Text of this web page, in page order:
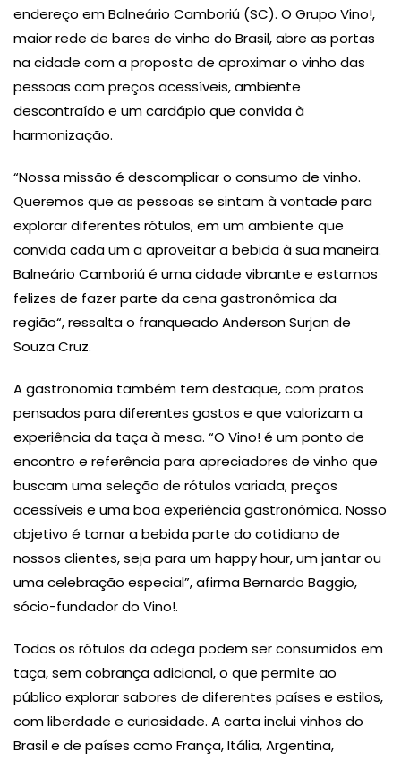
endereço em Balneário Camboriú (SC). O Grupo Vino!,
maior rede de bares de vinho do Brasil, abre as portas
na cidade com a proposta de aproximar o vinho das
pessoas com preços acessíveis, ambiente
descontraído e um cardápio que convida à
harmonização.
“Nossa missão é descomplicar o consumo de vinho.
Queremos que as pessoas se sintam à vontade para
explorar diferentes rótulos, em um ambiente que
convida cada um a aproveitar a bebida à sua maneira.
Balneário Camboriú é uma cidade vibrante e estamos
felizes de fazer parte da cena gastronômica da
região“, ressalta o franqueado Anderson Surjan de
Souza Cruz.
A gastronomia também tem destaque, com pratos
pensados para diferentes gostos e que valorizam a
experiência da taça à mesa. “O Vino! é um ponto de
encontro e referência para apreciadores de vinho que
buscam uma seleção de rótulos variada, preços
acessíveis e uma boa experiência gastronômica. Nosso
objetivo é tornar a bebida parte do cotidiano de
nossos clientes, seja para um happy hour, um jantar ou
uma celebração especial”, afirma Bernardo Baggio,
sócio-fundador do Vino!.
Todos os rótulos da adega podem ser consumidos em
taça, sem cobrança adicional, o que permite ao
público explorar sabores de diferentes países e estilos,
com liberdade e curiosidade. A carta inclui vinhos do
Brasil e de países como França, Itália, Argentina,